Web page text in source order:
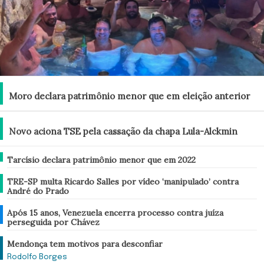
Moro declara patrimônio menor que em eleição anterior
Novo aciona TSE pela cassação da chapa Lula-Alckmin
Brasil
Tarcísio declara patrimônio menor que em 2022
Brasil
TRE-SP multa Ricardo Salles por vídeo ‘manipulado’ contra
André do Prado
Mundo
Após 15 anos, Venezuela encerra processo contra juíza
perseguida por Chávez
Análise
Mendonça tem motivos para desconfiar
Rodolfo Borges